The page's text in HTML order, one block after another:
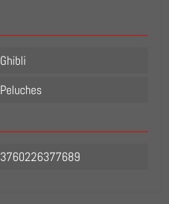
Ghibli
Peluches
3760226377689